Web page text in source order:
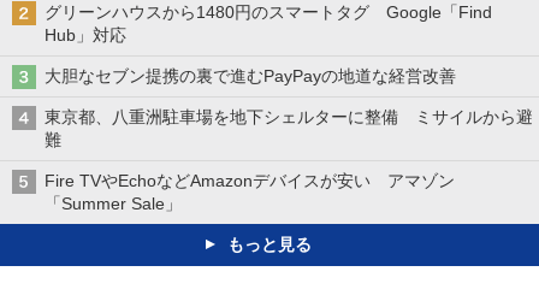
グリーンハウスから1480円のスマートタグ Google「Find
Hub」対応
大胆なセブン提携の裏で進むPayPayの地道な経営改善
東京都、八重洲駐車場を地下シェルターに整備 ミサイルから避
難
Fire TVやEchoなどAmazonデバイスが安い アマゾン
「Summer Sale」
もっと見る